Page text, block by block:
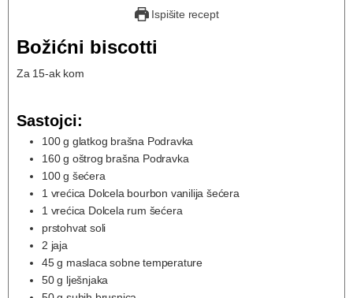
Ispišite recept
Božićni biscotti
Za 15-ak kom
Sastojci:
100 g glatkog brašna Podravka
160 g oštrog brašna Podravka
100 g šećera
1 vrećica Dolcela bourbon vanilija šećera
1 vrećica Dolcela rum šećera
prstohvat soli
2 jaja
45 g maslaca sobne temperature
50 g lješnjaka